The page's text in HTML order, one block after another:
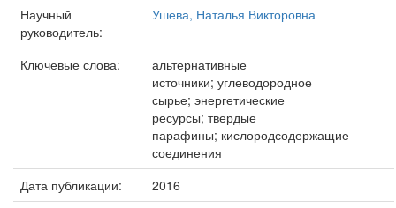
Научный
руководитель:
Ушева, Наталья Викторовна
Ключевые слова:
альтернативные
источники; углеводородное
сырье; энергетические
ресурсы; твердые
парафины; кислородсодержащие
соединения
Дата публикации:
2016